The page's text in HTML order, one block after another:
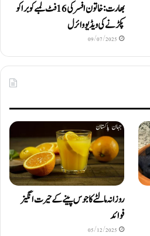
بھارت: خاتون افسر کی 16 فٹ لمبے کوبرا کو
پکڑنے کی ویڈیو وائرل
09/07/2025
روزانہ مالٹے کا جوس پینے کے حیرت انگیز
فوائد
05/12/2025